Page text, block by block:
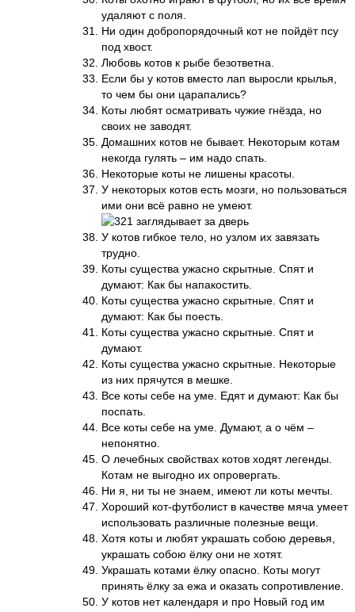
удаляют с поля.
Ни один добропорядочный кот не пойдёт псу
под хвост.
Любовь котов к рыбе безответна.
Если бы у котов вместо лап выросли крылья,
то чем бы они царапались?
Коты любят осматривать чужие гнёзда, но
своих не заводят.
Домашних котов не бывает. Некоторым котам
некогда гулять – им надо спать.
Некоторые коты не лишены красоты.
У некоторых котов есть мозги, но пользоваться
ими они всё равно не умеют.
У котов гибкое тело, но узлом их завязать
трудно.
Коты существа ужасно скрытные. Спят и
думают: Как бы напакостить.
Коты существа ужасно скрытные. Спят и
думают: Как бы поесть.
Коты существа ужасно скрытные. Спят и
думают.
Коты существа ужасно скрытные. Некоторые
из них прячутся в мешке.
Все коты себе на уме. Едят и думают: Как бы
поспать.
Все коты себе на уме. Думают, а о чём –
непонятно.
О лечебных свойствах котов ходят легенды.
Котам не выгодно их опровергать.
Ни я, ни ты не знаем, имеют ли коты мечты.
Хороший кот-футболист в качестве мяча умеет
использовать различные полезные вещи.
Хотя коты и любят украшать собою деревья,
украшать собою ёлку они не хотят.
Украшать котами ёлку опасно. Коты могут
принять ёлку за ежа и оказать сопротивление.
У котов нет календаря и про Новый год им